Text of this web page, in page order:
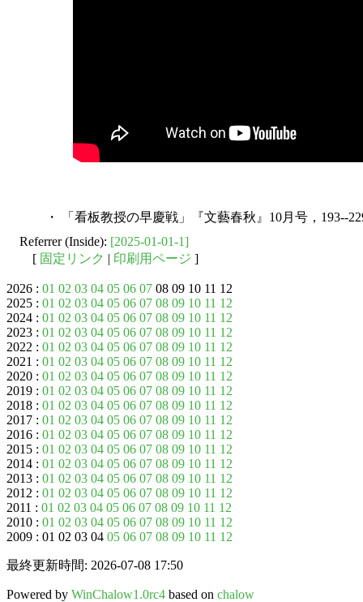
・ 「看板教授の早慶戦」『文藝春秋』10月号，193--
Referrer (Inside): [2025-01-01-1]
[ 固定リンク | 印刷用ページ ]
2026 : 01 02 03 04 05 06 07 08 09 10 11 12
2025 : 01 02 03 04 05 06 07 08 09 10 11 12
2024 : 01 02 03 04 05 06 07 08 09 10 11 12
2023 : 01 02 03 04 05 06 07 08 09 10 11 12
2022 : 01 02 03 04 05 06 07 08 09 10 11 12
2021 : 01 02 03 04 05 06 07 08 09 10 11 12
2020 : 01 02 03 04 05 06 07 08 09 10 11 12
2019 : 01 02 03 04 05 06 07 08 09 10 11 12
2018 : 01 02 03 04 05 06 07 08 09 10 11 12
2017 : 01 02 03 04 05 06 07 08 09 10 11 12
2016 : 01 02 03 04 05 06 07 08 09 10 11 12
2015 : 01 02 03 04 05 06 07 08 09 10 11 12
2014 : 01 02 03 04 05 06 07 08 09 10 11 12
2013 : 01 02 03 04 05 06 07 08 09 10 11 12
2012 : 01 02 03 04 05 06 07 08 09 10 11 12
2011 : 01 02 03 04 05 06 07 08 09 10 11 12
2010 : 01 02 03 04 05 06 07 08 09 10 11 12
2009 : 01 02 03 04 05 06 07 08 09 10 11 12
最終更新時間: 2026-07-08 17:50
Powered by WinChalow1.0rc4 based on chalow